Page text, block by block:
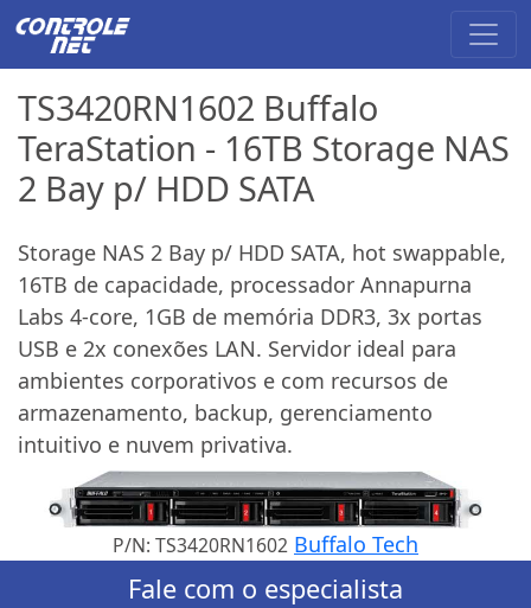
TS3420RN1602 Buffalo
TeraStation - 16TB Storage NAS
2 Bay p/ HDD SATA
Storage NAS 2 Bay p/ HDD SATA, hot swappable,
16TB de capacidade, processador Annapurna
Labs 4-core, 1GB de memória DDR3, 3x portas
USB e 2x conexões LAN. Servidor ideal para
ambientes corporativos e com recursos de
armazenamento, backup, gerenciamento
intuitivo e nuvem privativa.
P/N: TS3420RN1602 Buffalo Tech
Fale com o especialista